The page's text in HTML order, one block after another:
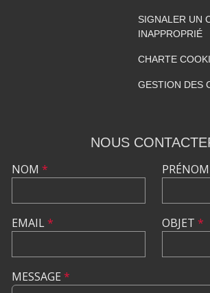
SIGNALER UN
INAPPROPRIÉ
CHARTE
GESTION DES
NOUS
NOM *
EMAIL*
PRÉNOM
OBJET *
MESSAGE *